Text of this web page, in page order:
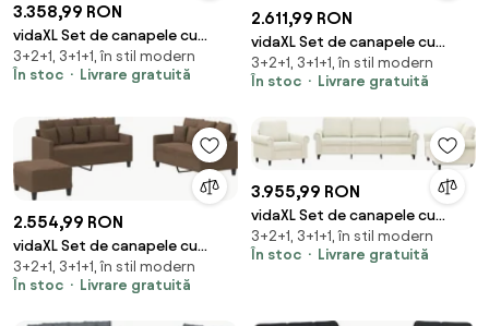
3.358,99 RON
vidaXL Set de canapele cu
perne, 3 piese, bej, microfibră
3+2+1, 3+1+1, în stil modern
În stoc
Livrare gratuită
2.611,99 RON
vidaXL Set de canapele cu
perne, 3 piese, negru, piele
ecologică
3+2+1, 3+1+1, în stil modern
În stoc
Livrare gratuită
2.554,99 RON
vidaXL Set de canapele cu
perne, 3 piese, maro, textil
3+2+1, 3+1+1, în stil modern
În stoc
Livrare gratuită
3.955,99 RON
vidaXL Set de canapele cu
perne, 3 piese, crem, catifea
3+2+1, 3+1+1, în stil modern
În stoc
Livrare gratuită